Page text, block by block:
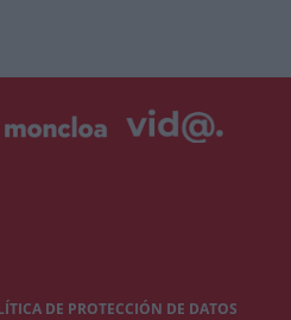
DE PROTECCIÓN DE DATOS